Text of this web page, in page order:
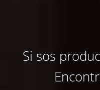
Si sos